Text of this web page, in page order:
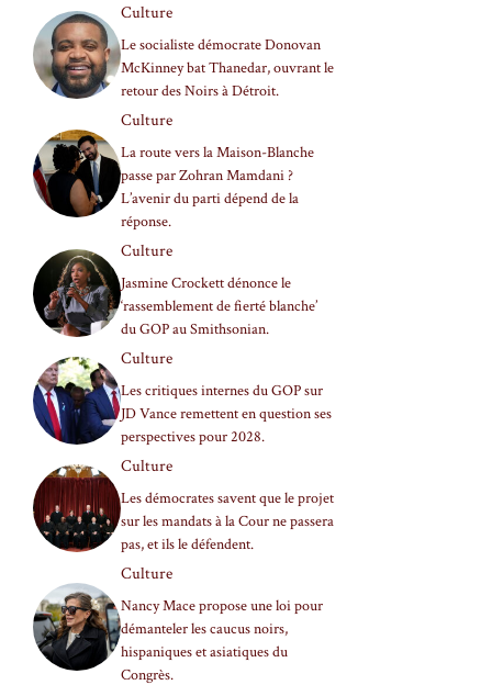
Culture
Le socialiste démocrate Donovan
McKinney bat Thanedar, ouvrant le
retour des Noirs à Détroit.
Culture
La route vers la Maison-Blanche
passe par Zohran Mamdani ?
L’avenir du parti dépend de la
réponse.
Culture
Jasmine Crockett dénonce le
‘rassemblement de fierté blanche’
du GOP au Smithsonian.
Culture
Les critiques internes du GOP sur
JD Vance remettent en question ses
perspectives pour 2028.
Culture
Les démocrates savent que le projet
sur les mandats à la Cour ne passera
pas, et ils le défendent.
Culture
Nancy Mace propose une loi pour
démanteler les caucus noirs,
hispaniques et asiatiques du
Congrès.